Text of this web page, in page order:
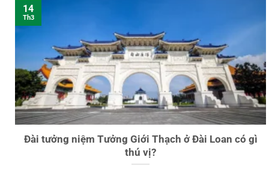
Đài tưởng niệm Tưởng Giới Thạch ở Đài Loan có gì
thú vị?
14
Th3